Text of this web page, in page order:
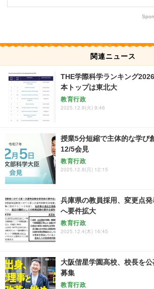
関連ニュース
THE学際科学ランキング
本トップは東北大
教育行政
2025.12.9(火) 9:46
授業5分短縮で主体的な学び
12/5会見
教育行政
2025.12.8(月) 12:15
兵庫県の教員採用、変更点
へ要件拡大
教育行政
2025.12.4(木) 16:45
大阪偕星学園高校、校長を
募集
教育行政